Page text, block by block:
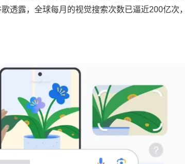
透露，全球每月的视觉搜索次数已逼近200亿次